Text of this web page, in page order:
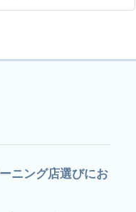
ニング店選びにお